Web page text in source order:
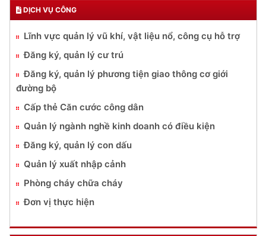
DỊCH VỤ CÔNG
Lĩnh vực quản lý vũ khí, vật liệu nổ, công cụ hỗ trợ
Đăng ký, quản lý cư trú
Đăng ký, quản lý phương tiện giao thông cơ giới
đường bộ
Cấp thẻ Căn cước công dân
Quản lý ngành nghề kinh doanh có điều kiện
Đăng ký, quản lý con dấu
Quản lý xuất nhập cảnh
Phòng cháy chữa cháy
Đơn vị thực hiện